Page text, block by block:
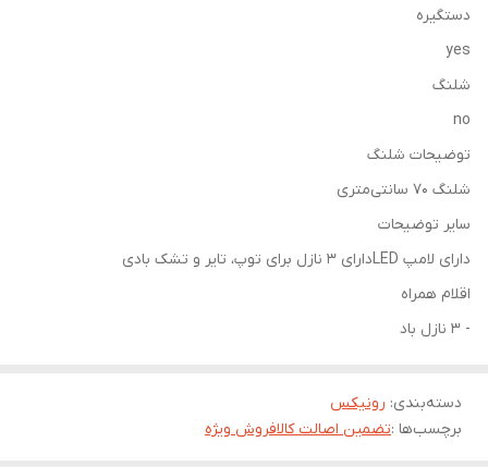
دستگیره
yes
شلنگ
no
توضیحات شلنگ
شلنگ 70 سانتی‌متری
سایر توضیحات
دارای لامپ LEDدارای 3 نازل برای توپ، تایر و تشک بادی
اقلام همراه
- 3 نازل باد
دسته‌بندی: رونیکس
برچسب‌ها :تضمین اصالت کالافروش ویژه